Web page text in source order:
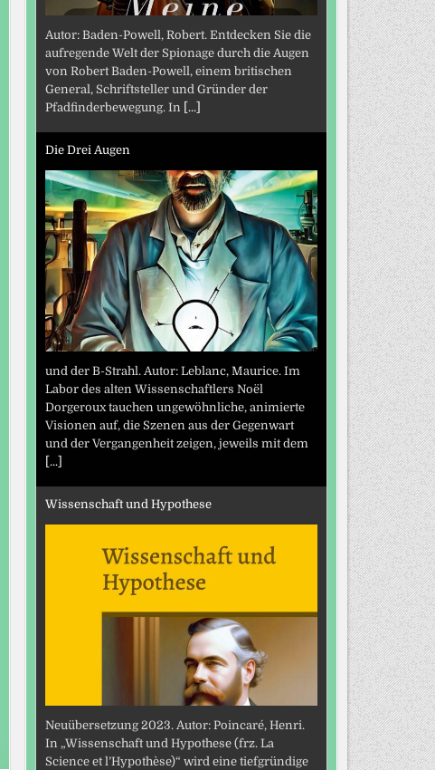
Autor: Baden-Powell, Robert. Entdecken Sie die
aufregende Welt der Spionage durch die Augen
von Robert Baden-Powell, einem britischen
General, Schriftsteller und Gründer der
Pfadfinderbewegung. In [...]
Die Drei Augen
und der B-Strahl. Autor: Leblanc, Maurice. Im
Labor des alten Wissenschaftlers Noël
Dorgeroux tauchen ungewöhnliche, animierte
Visionen auf, die Szenen aus der Gegenwart
und der Vergangenheit zeigen, jeweils mit dem
[...]
Wissenschaft und Hypothese
Neuübersetzung 2023. Autor: Poincaré, Henri.
In „Wissenschaft und Hypothese (frz. La
Science et l’Hypothèse)“ wird eine tiefgründige